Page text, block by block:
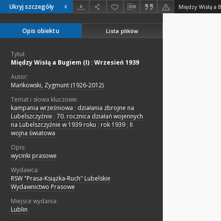
Ukryj szczegóły Między Wisłą a
Opis obiektu Lista plików
Tytuł:
Między Wisłą a Bugiem (I) : Wrzesień 1939
Autor:
Mańkowski, Zygmunt (1926-2012)
Temat i słowa kluczowe:
kampania wrześniowa ; działania zbrojne na
Lubelszczyźnie ; 70. rocznica działań wojennych
na Lubelszczyźnie w 1939 roku ; rok 1939 ; II
wojna światowa
Opis:
wycinki prasowe
Wydawca:
RSW "Prasa-Książka-Ruch" Lubelskie
Wydawnictwo Prasowe
Miejsce wydania:
Lublin